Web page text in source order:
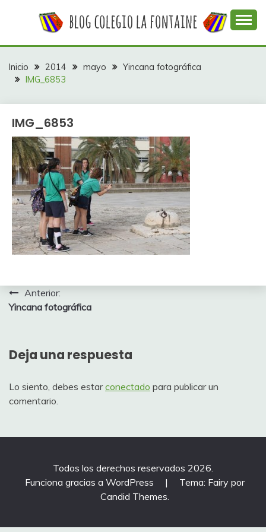
COLEGIO LA
FONTAINE
colegio La Fontaine
Inicio 2014 mayo
Yincana fotográfica
IMG_6853
IMG_6853
Navegación
de
Anterior:
Yincana fotográfica
Deja una respuesta
Lo siento, debes estarconectado para publicar un
comentario.
Todos los derechos reservados 2026.
Funciona gracias a WordPress
|
Tema: Fairy por
Candid Themes